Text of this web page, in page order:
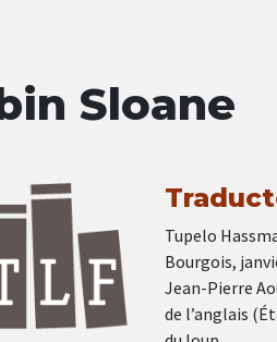
Sloane
Tupelo
Bourgois,
Jean-Pierre
de l’anglais